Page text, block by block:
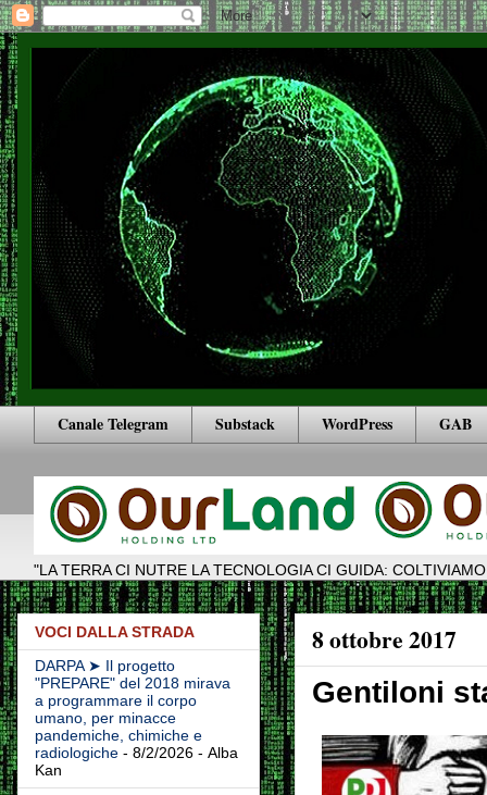
Canale Telegram Substack WordPress GAB
"LA TERRA CI NUTRE LA TECNOLOGIA CI GUIDA:
8 ottobre 2017
Gentiloni
VOCI DALLA STRADA
DARPA ➤ Il progetto
"PREPARE" del 2018 mirava
a programmare il corpo
umano, per minacce
pandemiche, chimiche e
radiologiche - 8/2/2026 - Alba
Kan